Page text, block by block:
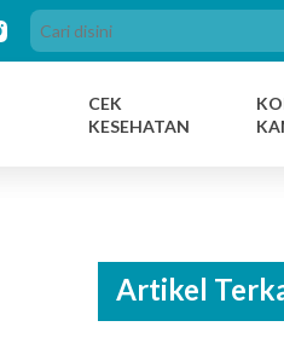
CEK
KESEHATAN
Artikel